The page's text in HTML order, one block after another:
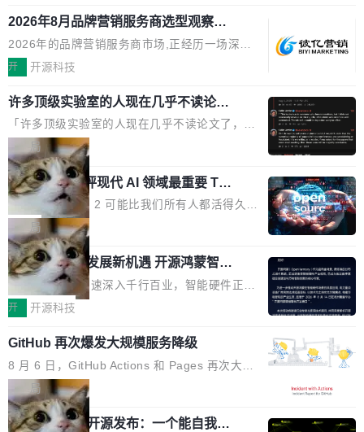
想快速了解背景 解释 让 AI 解释选中文本 读到
费解...
要。但用久了你会发现，它们本质上都是同一类
东西：一个带网页上下文的聊天框。 它们能读取
页面的文本，然后把文本丢给大模型，再返回一
段回答。仅此而已。 这当然有用，但总觉得差点
意思。比如我在一个后台管理系统里，需要填50
个表单字段，每个字段还有联动逻辑；比如我
想...
电源专为发烧级DIY主机与本地AI算力平台打
造，整机长度仅16厘米，提供1600W额定功率
与80PLUS钛金能效；支持ATX 3.1与PCIe 5.1
规范，结合服务器级元件、完善供电线材与内置
实时LCD监控屏，可充分满足当下高阶PC主机
的严苛使用需求。 澎湃功率，紧凑机身 钛金雕1
600PG5 AI TOP具备强悍输出功率，同时实现
机身尺寸大幅精简。整机长度仅16厘米，属于同
功率段机身尺寸十分紧凑的1600W电源产品。小
巧机身有效提升市面主流标准A...
2026年8月品牌营销服务商选型观察：
从流量思维到品牌资产思维的范式转移
2026年的品牌营销服务商市场,正经历一场深刻
的价值重构。全球全案品牌代理机构市场从2025
复合增长率达5.44%,预计2032年将突破120亿美
元。数字广告与公共关系相关服务市场更是从20
25年的8463亿美元扩张至2026年的8763亿美
元。数字的背后是一个清晰的事实——品牌对专
业化营销服务的需求从未如此迫切。 但市场扩容
的同时,服务商的竞争逻辑正在改变。2026年Top
Agency年度合辑的观察指出,“产品”这个离消费
者最近的载体,在整个品牌营销层面的权重显著变
高了。全域营销服务商的竞争正在从规模转向深
度,案例厚度、全域覆盖、多线协同...
开 开源科技
许多顶级实验室的人现在几乎不读论文
了
「许多顶级实验室的人现在几乎不读论文了，而
且他们认为 ICLR/ICML/NeurIPS 充斥着大量过
度宣传和欺诈。」 OpenAI 研究员 Keller Jorda
n 这条推文引发了广泛讨论。他不是在说风凉
话，他是说出了一个圈内人尽皆知但很少公开捅
破的事实。 Jordan 随后补充了一句软化声明：
「我不认为这些会议上大部分论文都在过度宣传
或造假。问题是，作为读者，如果你筛选出那些
看起来最令人兴奋的论文，那它们大部分都是过
度宣传的。」 这才是真正的痛点。不是所有论文
都有问题，是最吸引眼球的那批论文最有问题。
他引用的帖子来自 Mathew Shen，一位 ICLR 2
026 的读者：「看了篇 ...
局
xAI 前工程师评现代 AI 领域最重要 Top
3 开源项目
Flash Attention 2 可能比我们所有人都活得久。
这句话不是来自某个技术博客，而是出自 Hieu
Pham 的一条推文。Hieu Pham 是谁？他是 xAI
的早期工程师之一，在 Grok 训练基础设施团队
工作过。近日他在 X 上发了一条帖子，列出了他
认为现代 AI 领域最重要的三个开源项目。 第一
理由很具体。FA 系列不需要解释，但 FA2 是他
认为最重要的一个——复杂度恰到好处，刚好能
驱动你去学 CuTe，但还没被那些"邪恶的" Hopp
er++ 优化所淹没，足够容易修改和适配。 更关
键的是 FA2 的持久性...
局
共商智能硬件发展新机遇 开源鸿蒙智能
硬件开发者日杭州站即将举行
随着万物智联加速深入千行百业，智能硬件正从
单点设备迈向智能化、网联化、协同化发展。作
鸿蒙通过统一技术底座和分布式能力，为不同类
型智能设备的开发、连接与互联提供关键支撑，
也为产业链企业探索产品创新与商业增长打开新
的空间。 8月14日，开源鸿蒙智能硬件开发者日
（OHDD：OpenHarmony Hardware Develope
开 开源科技
GitHub 再次爆发大规模服务降级
8 月 6 日，GitHub Actions 和 Pages 再次大规
模服务降级，Actions 完全不可用超过 5 小时，
webhook 停发，连自托管 runner 也因调度层故
障无法工作。Pages、Copilot code review、C
局
Prime Agent 开源发布：一个能自我改